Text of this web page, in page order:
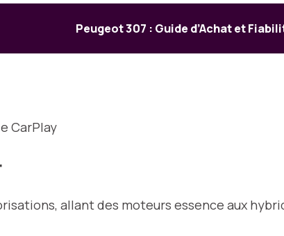
Peugeot 307 : Guide d’Achat et
CarPlay
allant des moteurs essence aux